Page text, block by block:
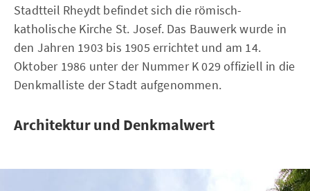
Stadtteil Rheydt befindet sich die römisch-
katholische Kirche St. Josef. Das Bauwerk wurde in
den Jahren 1903 bis 1905 errichtet und am 14.
Oktober 1986 unter der Nummer K 029 offiziell in die
Denkmalliste der Stadt aufgenommen.
Architektur und Denkmalwert